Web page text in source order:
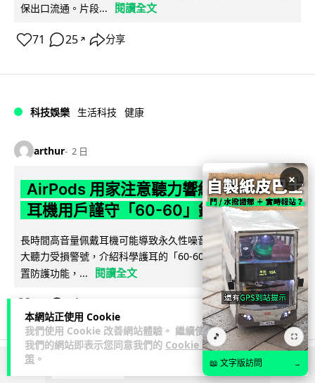
本網站正使用 Cookie
我們使用 Cookie 改善網站體驗。 繼續使用
我們的網站即表示您同意我們的 Cookie 政
策 。
保出口流通。片段...
閱讀全文
71 25 ↗ 分享
科技娛樂 生活科技 健康
arthur 2 日
AirPods 用家注意聽力響紅燈 醫學界籲
耳機用戶謹守「60-60」鐵律
長時間高音量佩戴耳機可能導致永久性噪音性聽損。本文盤點 4
大聽力受損警號，介紹科學護耳的「60-60 原則」及 Apple 內
置防護功能，...
閱讀全文
×
🎵 ⛶
📖 文字版訪問 →